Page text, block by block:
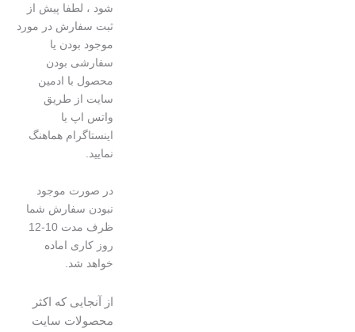
شود ، لطفا پیش از
ثبت سفارش در مورد
موجود بودن یا
سفارشی بودن
محصول با ادمین
سایت از طریق
واتس اپ یا
اینستاگرام هماهنگ
نمایید.
در صورت موجود
نبودن سفارش شما
ظرف مدت 10-12
روز کاری اماده
خواهد شد.
از آنجایی که اکثر
محصولات سایت